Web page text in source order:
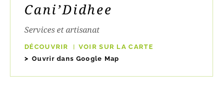
Cani’Didhee
Services et artisanat
DÉCOUVRIR
VOIR SUR LA CARTE
Ouvrir dans Google Map